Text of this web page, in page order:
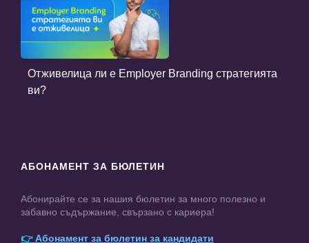
Отживелица ли е Employer Branding стратегията
ви?
АБОНАМЕНТ ЗА БЮЛЕТИН
Абонирайте се за нашия бюлетин за много полезно и
забавно съдържание, свързано с кариера!
👉Абонамент за бюлетин за кандидати